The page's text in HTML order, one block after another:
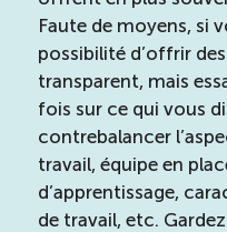
Faute de moyens, si
possibilité d’offrir
transparent, mais
fois sur ce qui vous
contrebalancer
travail, équipe en
d’apprentissage,
de travail, etc.